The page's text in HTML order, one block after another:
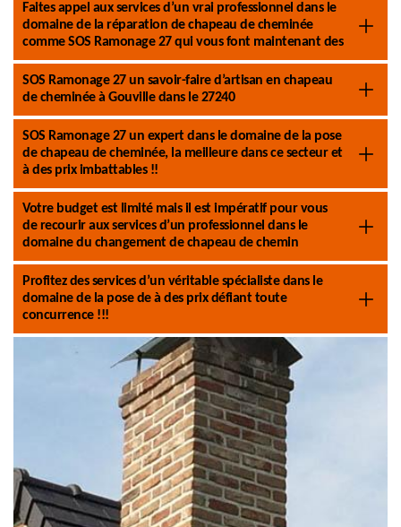
Faites appel aux services d’un vrai professionnel dans le
domaine de la réparation de chapeau de cheminée
comme SOS Ramonage 27 qui vous font maintenant des
SOS Ramonage 27 un savoir-faire d’artisan en chapeau
de cheminée à Gouville dans le 27240
SOS Ramonage 27 un expert dans le domaine de la pose
de chapeau de cheminée, la meilleure dans ce secteur et
à des prix imbattables !!
Votre budget est limité mais il est impératif pour vous
de recourir aux services d’un professionnel dans le
domaine du changement de chapeau de chemin
Profitez des services d’un véritable spécialiste dans le
domaine de la pose de à des prix défiant toute
concurrence !!!